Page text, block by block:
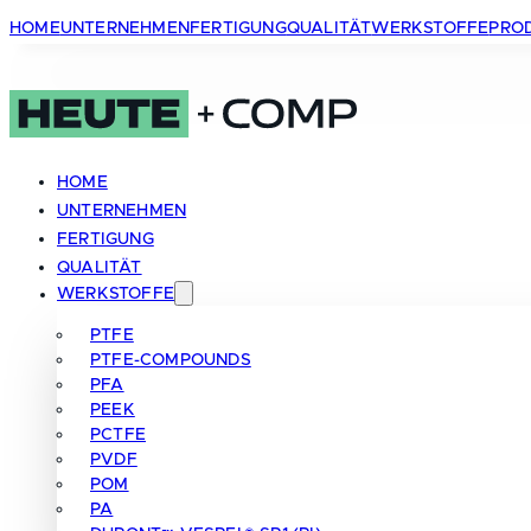
HOMEUNTERNEHMEN FERTIGUNGQUALITÄTWERKSTOFFE
HOME
UNTERNEHMEN
FERTIGUNG
QUALITÄT
WERKSTOFFE
PTFE
PTFE-COMPOUNDS
PFA
PEEK
PCTFE
PVDF
POM
PA